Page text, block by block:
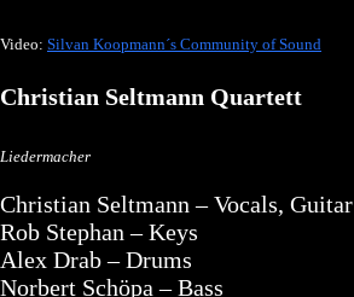
Video: Silvan Koopmann´s Community of Sound
Christian Seltmann Quartett
Liedermacher
Christian Seltmann – Vocals, Guitar
Rob Stephan – Keys
Alex Drab – Drums
Norbert Schöpa – Bass